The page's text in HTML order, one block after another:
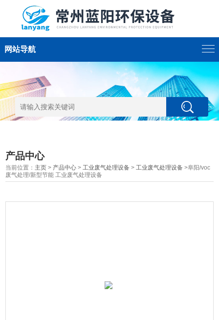
网站导航
产品中心
当前位置： 主页 > 产品中心 >工业废气处理设备 >工业废气处理设备 >阜阳/voc
废气处理/新型节能 工业废气处理设备